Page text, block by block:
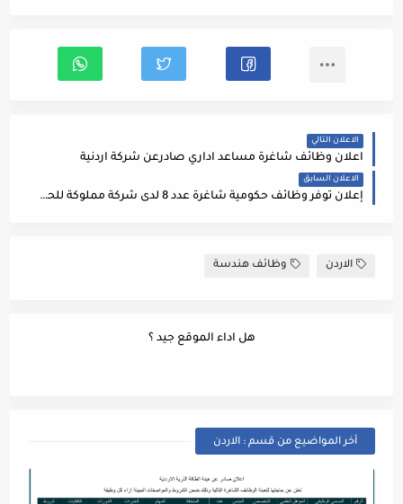
الاعلان التالي
اعلان وظائف شاغرة مساعد اداري صادرعن شركة اردنية
الاعلان السابق
إعلان توفر وظائف حكومية شاغرة عدد 8 لدى شركة مملوكة للحكومة ( إداري, محاسب, مهندس مساحة, ضابط اتفاقيات, سائق, مهندس ميكانيك, فني كهرباء, فني تشغيل محطة معالجة المياه العادمة)
الاردن وظائف هندسة
هل اداء الموقع جيد ؟
أخر المواضيع من قسم : الاردن